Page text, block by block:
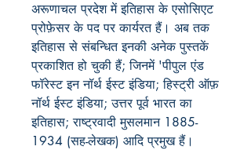
अरूणाचल प्रदेश में इतिहास के एसोसिएट
प्रोफ़ेसर के पद पर कार्यरत हैं। अब तक
इतिहास से संबन्धित इनकी अनेक पुस्तकें
प्रकाशित हो चुकी हैं; जिनमें 'पीपुल एंड
फॉरेस्ट इन नॉर्थ ईस्ट इंडिया; हिस्ट्री ऑफ़
नॉर्थ ईस्ट इंडिया; उत्तर पूर्व भारत का
इतिहास; राष्ट्रवादी मुसलमान 1885-
1934 (सह-लेखक) आदि प्रमुख हैं।